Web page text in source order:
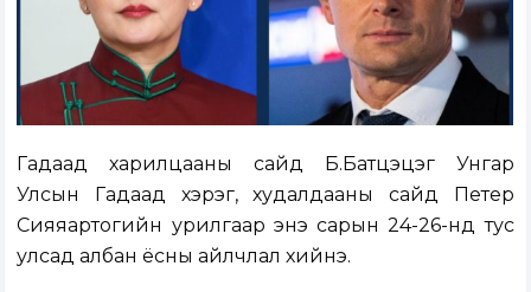
Гадаад харилцааны сайд Б.Батцэцэг Унгар
Улсын Гадаад хэрэг, худалдааны сайд Петер
Сияяартогийн урилгаар энэ сарын 24-26-нд тус
улсад албан ёсны айлчлал хийнэ.